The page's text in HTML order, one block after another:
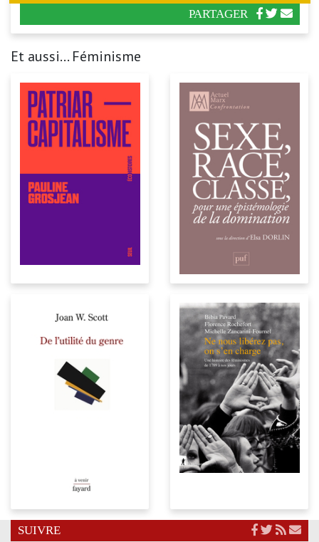
PARTAGER
Et aussi... Féminisme
SUIVRE